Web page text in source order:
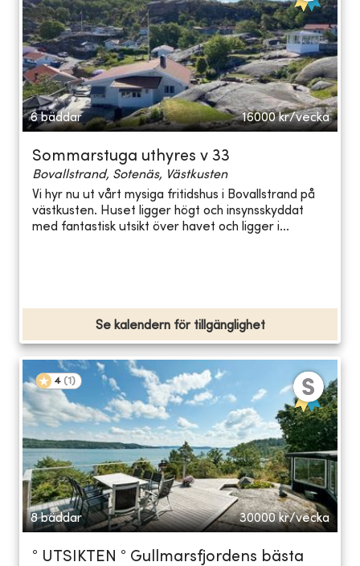
6 bäddar 16000 kr/vecka
Sommarstuga uthyres v 33
Bovallstrand, Sotenäs, Västkusten
Vi hyr nu ut vårt mysiga fritidshus i Bovallstrand på
västkusten. Huset ligger högt och insynsskyddat
med fantastisk utsikt över havet och ligger i...
Se kalendern för tillgänglighet
4 (1 )
8 bäddar 30000 kr/vecka
° UTSIKTEN ° Gullmarsfjordens bästa